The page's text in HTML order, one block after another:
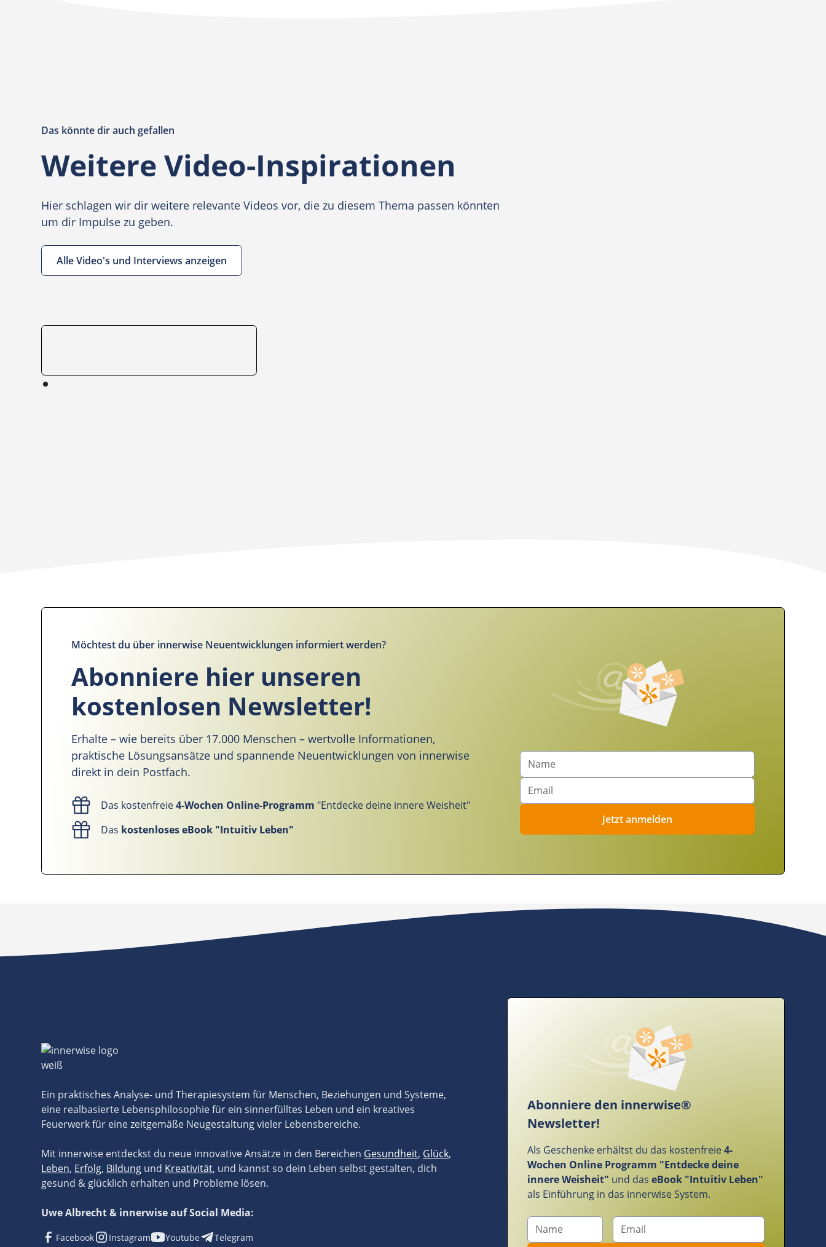
Das könnte dir auch gefallen
Weitere Video-Inspirationen
Hier schlagen wir dir weitere relevante Videos vor, die zu diesem Thema passen könnten
um dir Impulse zu geben.
Alle Video's und Interviews anzeigen
Möchtest du über innerwise Neuentwicklungen informiert werden?
Abonniere hier unseren
kostenlosen Newsletter!
Erhalte – wie bereits über 17.000 Menschen – wertvolle Informationen,
praktische Lösungsansätze und spannende Neuentwicklungen von innerwise
direkt in dein Postfach.
Das kostenfreie4-Wochen Online-Programm "Entdecke deine innere Weisheit"
Das kostenloses eBook "Intuitiv Leben"
Ein praktisches Analyse- und Therapiesystem für Menschen, Beziehungen und Systeme,
eine realbasierte Lebensphilosophie für ein sinnerfülltes Leben und ein kreatives
Feuerwerk für eine zeitgemäße Neugestaltung vieler Lebensbereiche.
Mit innerwise entdeckst du neue innovative Ansätze in den Bereichen Gesundheit, Glück,
Leben, Erfolg, Bildung und Kreativität, und kannst so dein Leben selbst gestalten, dich
gesund & glücklich erhalten und Probleme lösen.
Uwe Albrecht & innerwise auf Social Media:
Facebook Instagram Youtube Telegram
Abonniere den innerwise®
Newsletter!
Als Geschenke erhältst du das kostenfreie4-
Wochen Online Programm "Entdecke deine
innere Weisheit" und das eBook "Intuitiv Leben"
als Einführung in das innerwise System.